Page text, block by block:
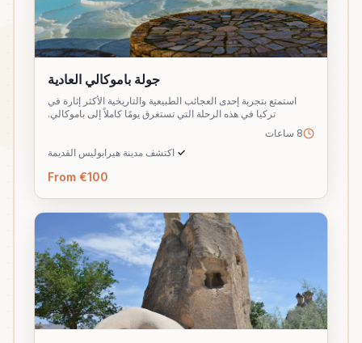
جولة باموكالي العادية
استمتع بتجربة إحدى العجائب الطبيعية والتاريخية الأكثر إثارة في
تركيا في هذه الرحلة التي تستغرق يومًا كاملاً إلى باموكالي.
8 ساعات
✓ اكتشف مدينة هيرابوليس القديمة
From €100